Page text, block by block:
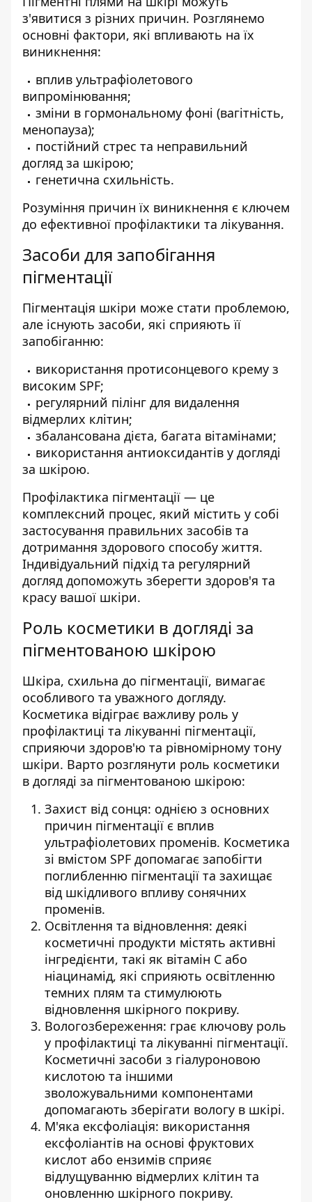
з'явитися з різних причин. Розглянемо
основні фактори, які впливають на їх
виникнення:
вплив ультрафіолетового
випромінювання;
зміни в гормональному фоні (вагітність,
менопауза);
постійний стрес та неправильний
догляд за шкірою;
генетична схильність.
Розуміння причин їх виникнення є ключем
до ефективної профілактики та лікування.
Засоби для запобігання
пігментації
Пігментація шкіри може стати проблемою,
але існують засоби, які сприяють її
запобіганню:
використання протисонцевого крему з
високим SPF;
регулярний пілінг для видалення
відмерлих клітин;
збалансована дієта, багата вітамінами;
використання антиоксидантів у догляді
за шкірою.
Профілактика пігментації — це
комплексний процес, який містить у собі
застосування правильних засобів та
дотримання здорового способу життя.
Індивідуальний підхід та регулярний
догляд допоможуть зберегти здоров'я та
красу вашої шкіри.
Роль косметики в догляді за
пігментованою шкірою
Шкіра, схильна до пігментації, вимагає
особливого та уважного догляду.
Косметика відіграє важливу роль у
профілактиці та лікуванні пігментації,
сприяючи здоров'ю та рівномірному тону
шкіри. Варто розглянути роль косметики
в догляді за пігментованою шкірою:
Захист від сонця: однією з основних
причин пігментації є вплив
ультрафіолетових променів. Косметика
зі вмістом SPF допомагає запобігти
поглибленню пігментації та захищає
від шкідливого впливу сонячних
променів.
Освітлення та відновлення: деякі
косметичні продукти містять активні
інгредієнти, такі як вітамін С або
ніацинамід, які сприяють освітленню
темних плям та стимулюють
відновлення шкірного покриву.
Вологозбереження: грає ключову роль
у профілактиці та лікуванні пігментації.
Косметичні засоби з гіалуроновою
кислотою та іншими
зволожувальними компонентами
допомагають зберігати вологу в шкірі.
М'яка ексфоліація: використання
ексфоліантів на основі фруктових
кислот або ензимів сприяє
відлущуванню відмерлих клітин та
оновленню шкірного покриву.